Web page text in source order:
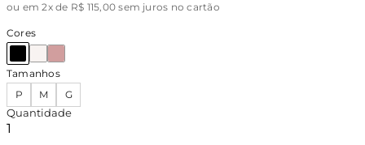
ou em 2x de R$ 115,00 sem juros no cartão
Cores
Tamanhos
P
M G
Quantidade